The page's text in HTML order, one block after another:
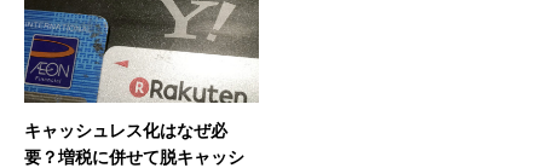
キャッシュレス化はなぜ必
要？増税に併せて脱キャッシ